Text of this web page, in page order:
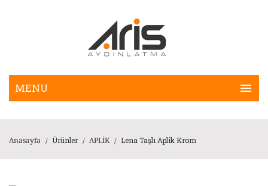
Anasayfa / Ürünler / APLİK / Lena Taşlı Aplik Krom